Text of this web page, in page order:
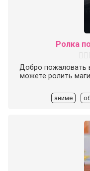
Ролка
Добро пожаловать
можете ролить
аниме